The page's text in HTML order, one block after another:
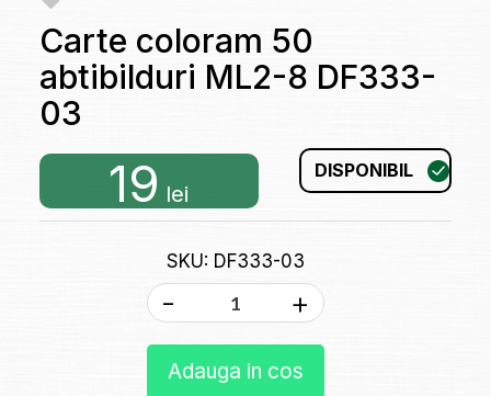
Carte coloram 50
abtibilduri ML2-8 DF333-
03
19 lei
DISPONIBIL
SKU: DF333-03
- +
Adauga in cos